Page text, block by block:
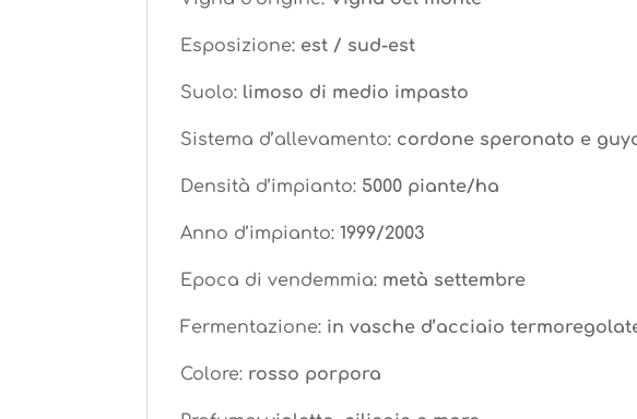
Esposizione: est / sud-est
Suolo: limoso di medio impasto
Sistema d’allevamento: cordone speronato e
Densità d’impianto: 5000 piante/ha
Anno d’impianto:1999/2003
Epoca di vendemmia: metà settembre
Fermentazione: in vasche d’acciaio
Colore: rosso porpora